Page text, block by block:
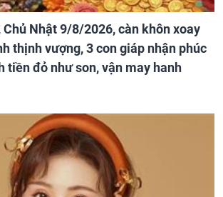
Nhật 9/8/2026, càn khôn xoay
thịnh vượng, 3 con giáp nhận phúc
tiền đỏ như son, vận may hanh